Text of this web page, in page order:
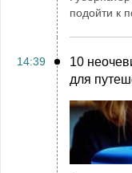
подойти к
14:39
10
для